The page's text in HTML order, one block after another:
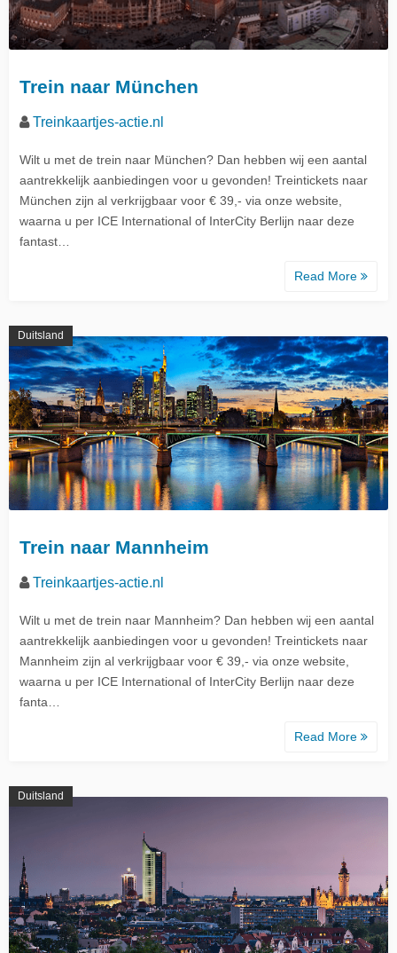
Trein naar München
Treinkaartjes-actie.nl
Wilt u met de trein naar München? Dan hebben wij een aantal
aantrekkelijk aanbiedingen voor u gevonden! Treintickets naar
München zijn al verkrijgbaar voor € 39,- via onze website,
waarna u per ICE International of InterCity Berlijn naar deze
fantast…
Read More
Duitsland
Trein naar Mannheim
Treinkaartjes-actie.nl
Wilt u met de trein naar Mannheim? Dan hebben wij een aantal
aantrekkelijk aanbiedingen voor u gevonden! Treintickets naar
Mannheim zijn al verkrijgbaar voor € 39,- via onze website,
waarna u per ICE International of InterCity Berlijn naar deze
fanta…
Read More
Duitsland